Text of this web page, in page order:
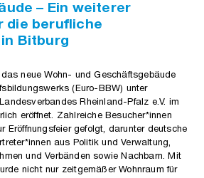
– Ein weiterer
die berufliche
Bitburg
neue Wohn- und Geschäftsgebäude
(Euro-BBW) unter
Rheinland-Pfalz e.V. im
eröffnet. Zahlreiche Besucher*innen
Eröffnungsfeier gefolgt, darunter deutsche
aus Politik und Verwaltung,
und Verbänden sowie Nachbarn. Mit
nicht nur zeitgemäßer Wohnraum für